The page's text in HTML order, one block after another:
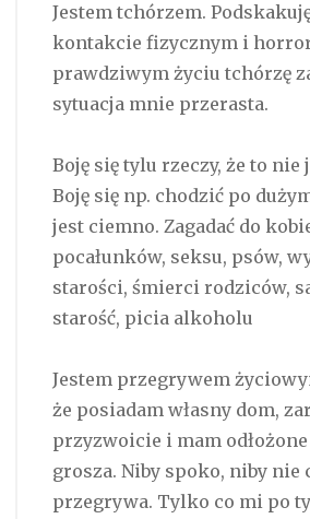
Jestem tchórzem.
kontakcie fizycznym i
prawdziwym życiu tchórzę
sytuacja mnie przerasta.
Boję się tylu rzeczy, że to nie
Boję się np. chodzić po
jest ciemno. Zagadać do
pocałunków, seksu, psów,
starości, śmierci rodziców,
starość, picia alkoholu
Jestem przegrywem
że posiadam własny dom,
przyzwoicie i mam
grosza. Niby spoko, niby nie
przegrywa. Tylko co mi po